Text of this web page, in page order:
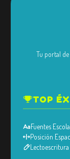
Tu portal
TOP
Fuentes
Posición
Lectoescritura